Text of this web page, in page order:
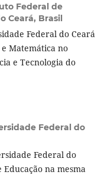
Federal de
Ceará, Brasil
Federal do Ceará
Matemática no
e Tecnologia do
Federal do
Federal do
na mesma